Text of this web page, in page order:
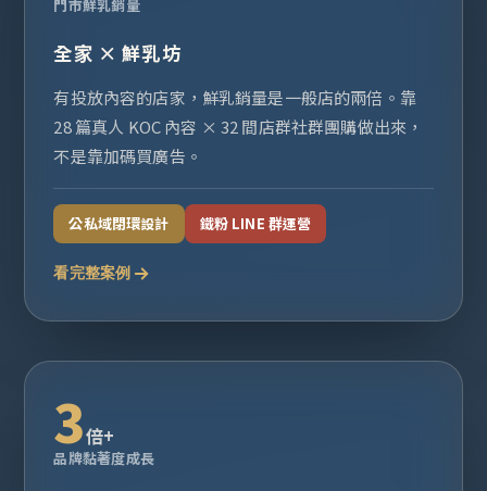
門市鮮乳銷量
全家 × 鮮乳坊
有投放內容的店家，鮮乳銷量是一般店的兩倍。靠
28 篇真人 KOC 內容 × 32 間店群社群團購做出來，
不是靠加碼買廣告。
公私域閉環設計 鐵粉 LINE 群運營
看完整案例
3倍+
品牌黏著度成長